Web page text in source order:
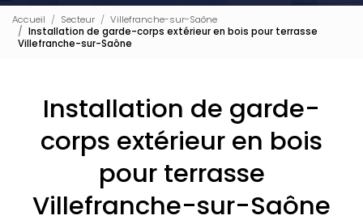
Accueil Secteur
Villefranche-sur-Saône
Installation de garde-corps extérieur en bois pour terrasse
Villefranche-sur-Saône
Installation de garde-
corps extérieur en bois
pour terrasse
Villefranche-sur-Saône